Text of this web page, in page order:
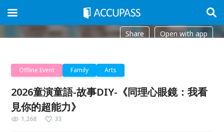
Share Open with app
Offline Event Family Arts
2026童演童語-故事DIY-《同理心眼鏡：我看
見你的超能力》
1,268 33